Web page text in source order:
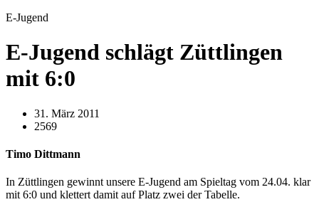
E-Jugend
E-Jugend schlägt Züttlingen
mit 6:0
31. März 2011
2569
Timo Dittmann
In Züttlingen gewinnt unsere E-Jugend am Spieltag vom 24.04. klar
mit 6:0 und klettert damit auf Platz zwei der Tabelle.